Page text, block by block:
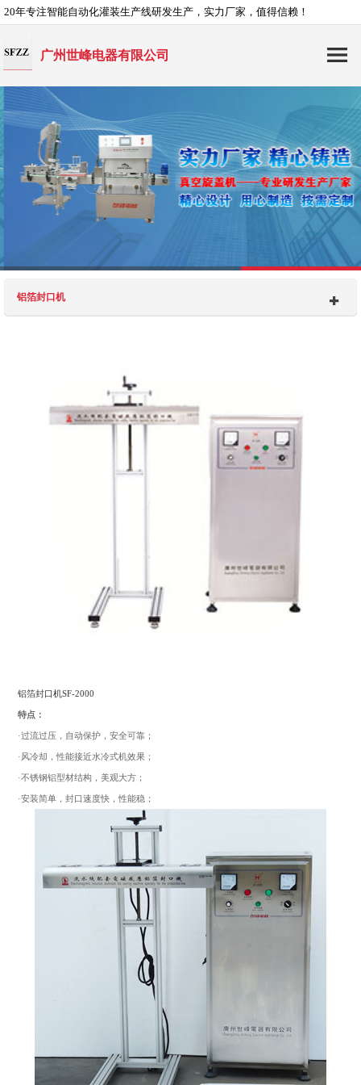
20年专注智能自动化灌装生产线研发生产，实力厂家，值得信赖！
广州世峰电器有限公司
铝箔封口机
铝箔封口机SF-2000
特点：
·过流过压，自动保护，安全可靠；
·风冷却，性能接近水冷式机效果；
·不锈钢铝型材结构，美观大方；
·安装简单，封口速度快，性能稳；